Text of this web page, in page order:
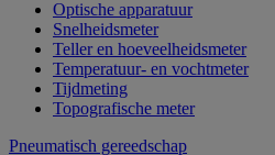
Optische apparatuur
Snelheidsmeter
Teller en hoeveelheidsmeter
Temperatuur- en vochtmeter
Tijdmeting
Topografische meter
Pneumatisch gereedschap